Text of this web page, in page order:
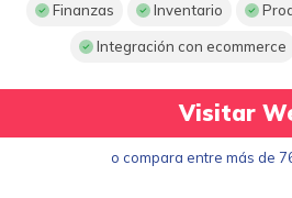
Finanzas Inventario
Integración con ecommerce
Visitar
o compara entre más de